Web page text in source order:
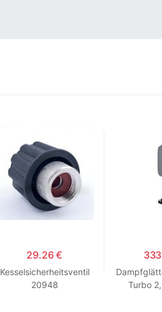
29.26 €
Kesselsicherheitsventil
20948
Turbo